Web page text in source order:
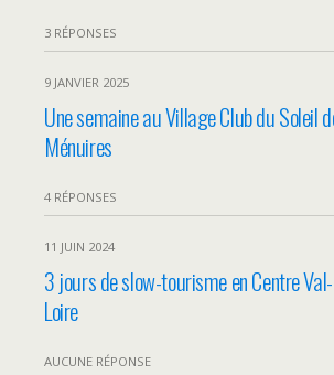
3 RÉPONSES
9 JANVIER 2025
Une semaine au Village Club du Soleil
Ménuires
4 RÉPONSES
11 JUIN 2024
3 jours de slow-tourisme en Centre
Loire
AUCUNE RÉPONSE